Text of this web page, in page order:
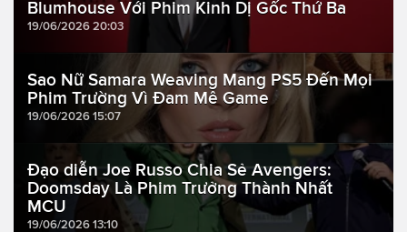
Blumhouse Với Phim Kinh Dị Gốc Thứ Ba
19/06/2026 20:03
Sao Nữ Samara Weaving Mang PS5 Đến Mọi
Phim Trường Vì Đam Mê Game
19/06/2026 15:07
Đạo diễn Joe Russo Chia Sẻ Avengers:
Doomsday Là Phim Trưởng Thành Nhất
MCU
19/06/2026 13:10